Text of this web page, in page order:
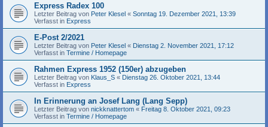
Express Radex 100
Letzter Beitrag von Peter Klesel « Sonntag 19. Dezember 2021, 13:39
Verfasst in Express
E-Post 2/2021
Letzter Beitrag von Peter Klesel « Dienstag 2. November 2021, 17:12
Verfasst in Termine / Homepage
Rahmen Express 1952 (150er) abzugeben
Letzter Beitrag von Klaus_S « Dienstag 26. Oktober 2021, 13:44
Verfasst in Express
In Erinnerung an Josef Lang (Lang Sepp)
Letzter Beitrag von nickknattertom « Freitag 8. Oktober 2021, 09:23
Verfasst in Termine / Homepage